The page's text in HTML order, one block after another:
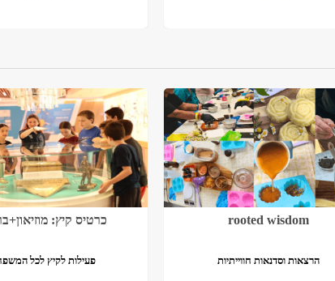
כרטיס קיץ:
פעילות לקיץ לכל
rooted wisdom
הרצאות וסדנאות חווייתיות